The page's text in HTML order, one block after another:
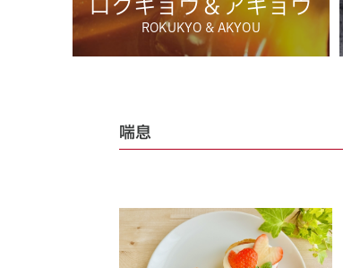
ロクキョウ＆アキョウ
ROKUKYO & AKYOU
喘息